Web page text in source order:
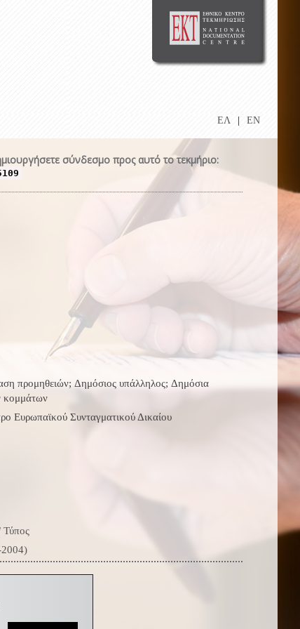
ΕΛ EN
σύνδεσμο προς αυτό το τεκμήριο:
προμηθειών; Δημόσιος υπάλληλος; Δημόσια
κομμάτων
Ευρωπαϊκού Συνταγματικού Δικαίου
Τύπος
2004)